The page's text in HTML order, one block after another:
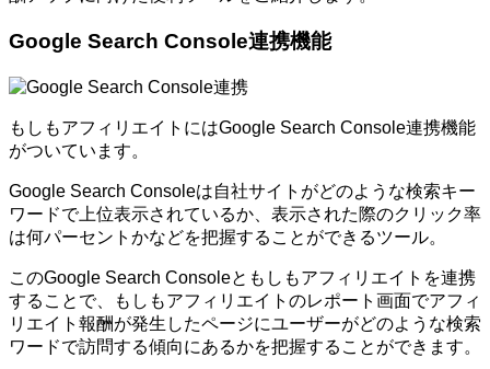
Google Search Console連携機能
もしもアフィリエイトにはGoogle Search Console連携機能
がついています。
Google Search Consoleは自社サイトがどのような検索キー
ワードで上位表示されているか、表示された際のクリック率
は何パーセントかなどを把握することができるツール。
このGoogle Search Consoleともしもアフィリエイトを連携
することで、もしもアフィリエイトのレポート画面でアフィ
リエイト報酬が発生したページにユーザーがどのような検索
ワードで訪問する傾向にあるかを把握することができます。